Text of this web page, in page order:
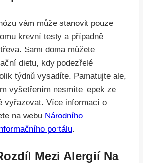
vám může stanovit pouze
krevní testy a případně
Sami doma můžete
dietu, kdy podezřelé
týdnů vysadíte. Pamatujte ale,
vyšetřením nesmíte lepek ze
vyřazovat. Více informací o
na webu Národního
portálu.
Mezi Alergií Na